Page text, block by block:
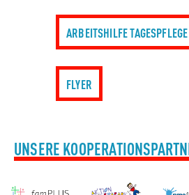
ARBEITSHILFE TAGESPFLEGE
FLYER
UNSERE